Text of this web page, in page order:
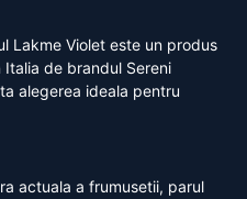
Lakme Violet este un produs
de brandul Sereni
alegerea ideala pentru
actuala a frumusetii, parul